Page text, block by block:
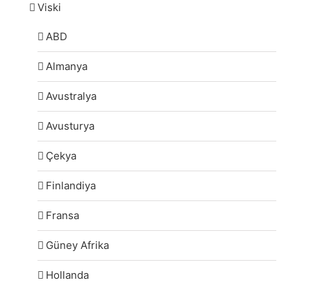
Viski
ABD
Almanya
Avustralya
Avusturya
Çekya
Finlandiya
Fransa
Güney Afrika
Hollanda